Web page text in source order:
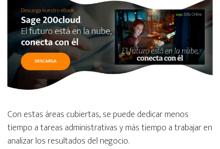
Con estas áreas cubiertas, se puede dedicar menos
tiempo a tareas administrativas y más tiempo a trabajar en
analizar los resultados del negocio.